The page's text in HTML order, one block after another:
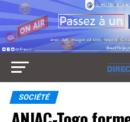
SOCIÉTÉ